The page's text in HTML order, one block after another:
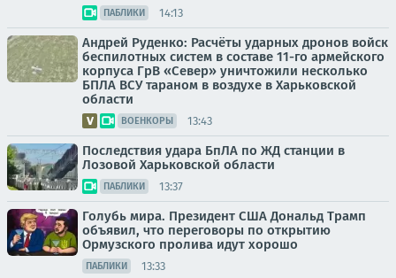
ПАБЛИКИ 14:13
Андрей Руденко: Расчёты ударных дронов войск
беспилотных систем в составе 11-го армейского
корпуса ГрВ «Север» уничтожили несколько
БПЛА ВСУ тараном в воздухе в Харьковской
области
ВОЕНКОРЫ 13:43
Последствия удара БпЛА по ЖД станции в
Лозовой Харьковской области
ПАБЛИКИ 13:37
Голубь мира. Президент США Дональд Трамп
объявил, что переговоры по открытию
Ормузского пролива идут хорошо
ПАБЛИКИ 13:33